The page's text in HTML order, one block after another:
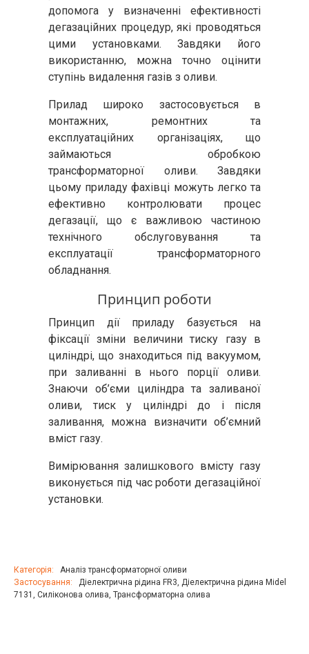
допомога у визначенні ефективності
дегазаційних процедур, які проводяться
цими установками. Завдяки його
використанню, можна точно оцінити
ступінь видалення газів з оливи.
Прилад широко застосовується в
монтажних, ремонтних та
експлуатаційних організаціях, що
займаються обробкою
трансформаторної оливи. Завдяки
цьому приладу фахівці можуть легко та
ефективно контролювати процес
дегазації, що є важливою частиною
технічного обслуговування та
експлуатації трансформаторного
обладнання.
Принцип роботи
Принцип дії приладу базується на
фіксації зміни величини тиску газу в
циліндрі, що знаходиться під вакуумом,
при заливанні в нього порції оливи.
Знаючи об’єми циліндра та заливаної
оливи, тиск у циліндрі до і після
заливання, можна визначити об’ємний
вміст газу.
Вимірювання залишкового вмісту газу
виконується під час роботи дегазаційної
установки.
Категорія:
Аналіз трансформаторної оливи
Застосування:
Діелектрична рідина FR3, Діелектрична рідина Midel
7131 , Силіконова олива, Трансформаторна олива